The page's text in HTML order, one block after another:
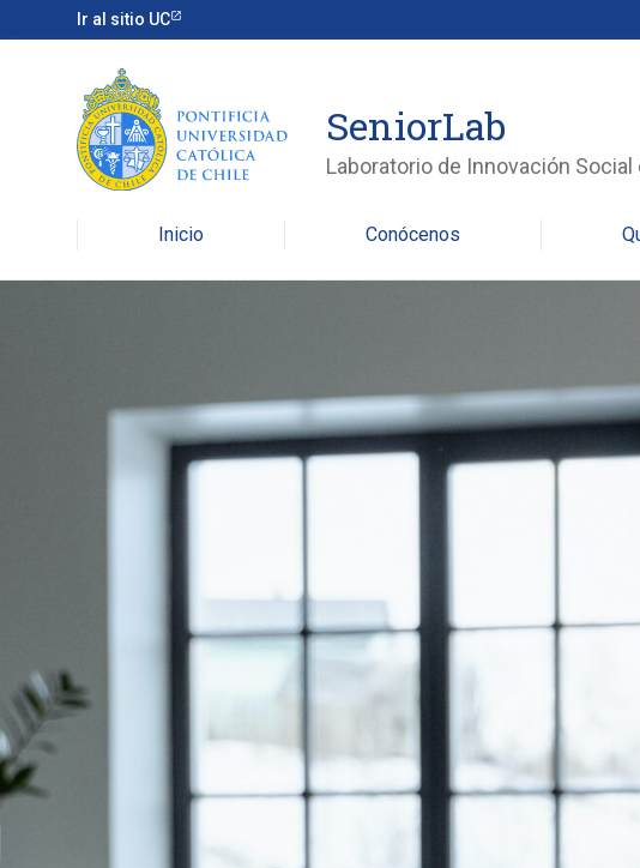
Ir al sitio UC
SeniorLab
Laboratorio de Innovación
Inicio Conócenos